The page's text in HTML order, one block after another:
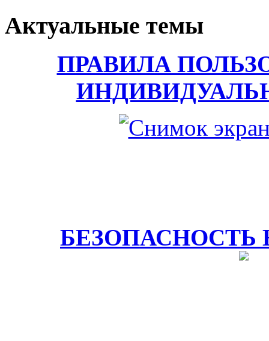
Актуальные темы
ПРАВИЛА
БЕЗОПАСНОСТЬ